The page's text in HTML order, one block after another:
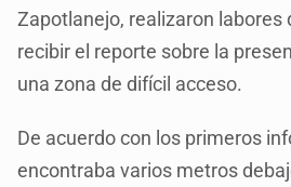
Zapotlanejo, realizaron labores
recibir el reporte sobre la
una zona de difícil acceso.
De acuerdo con los primeros
encontraba varios metros